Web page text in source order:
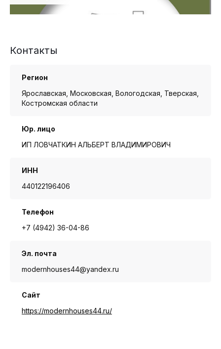
Контакты
Регион
Ярославская, Московская, Вологодская, Тверская,
Костромская области
Юр. лицо
ИП ЛОВЧАТКИН АЛЬБЕРТ ВЛАДИМИРОВИЧ
ИНН
440122196406
Телефон
+7 (4942) 36-04-86
Эл. почта
modernhouses44@yandex.ru
Сайт
https://modernhouses44.ru/